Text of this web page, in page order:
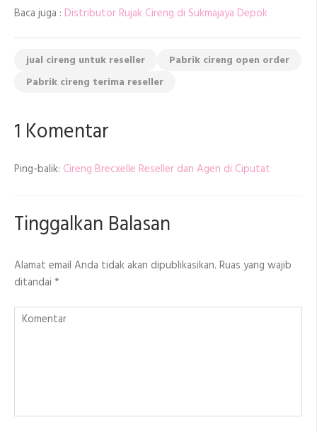
Baca juga : Distributor Rujak Cireng di Sukmajaya Depok
jual cireng untuk reseller
Pabrik cireng open order
Pabrik cireng terima reseller
1 Komentar
Ping-balik: Cireng Brecxelle Reseller dan Agen di Ciputat
Tinggalkan Balasan
Alamat email Anda tidak akan dipublikasikan. Ruas yang wajib
ditandai *
Komentar